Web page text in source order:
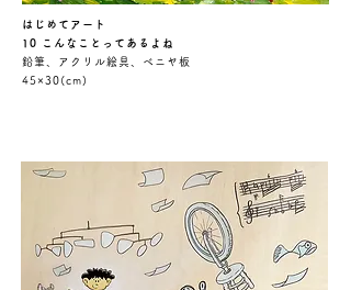
はじめてアート
10 こんなことってあるよね
鉛筆、アクリル絵具、ベニヤ板
45×30(cm)